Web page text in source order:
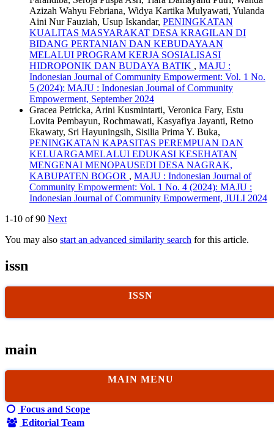
Azizah Wahyu Febriana, Widya Kartika Mulyawati, Yulanda
Aini Nur Fauziah, Usup Iskandar, PENINGKATAN
KUALITAS MASYARAKAT DESA KRAGILAN DI
BIDANG PERTANIAN DAN KEBUDAYAAN
MELALUI PROGRAM KERJA SOSIALISASI
HIDROPONIK DAN BUDAYA BATIK , MAJU :
Indonesian Journal of Community Empowerment: Vol. 1 No.
5 (2024): MAJU : Indonesian Journal of Community
Empowerment, September 2024
Gracea Petricka, Arini Kusmintarti, Veronica Fary, Estu
Lovita Pembayun, Rochmawati, Kasyafiya Jayanti, Retno
Ekawaty, Sri Hayuningsih, Sisilia Prima Y. Buka,
PENINGKATAN KAPASITAS PEREMPUAN DAN
KELUARGAMELALUI EDUKASI KESEHATAN
MENGENAI MENOPAUSEDI DESA NAGRAK,
KABUPATEN BOGOR , MAJU : Indonesian Journal of
Community Empowerment: Vol. 1 No. 4 (2024): MAJU :
Indonesian Journal of Community Empowerment, JULI 2024
1-10 of 90 Next
You may also start an advanced similarity search for this article.
issn
ISSN
main
MAIN MENU
Focus and Scope
Editorial Team